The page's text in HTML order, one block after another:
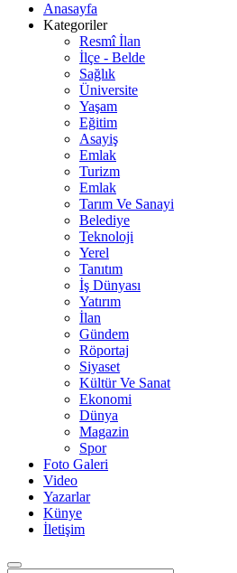
Anasayfa
Kategoriler
Resmî İlan
İlçe - Belde
Sağlık
Üniversite
Yaşam
Eğitim
Asayiş
Emlak
Turizm
Emlak
Tarım Ve Sanayi
Belediye
Teknoloji
Yerel
Tanıtım
İş Dünyası
Yatırım
İlan
Gündem
Röportaj
Siyaset
Kültür Ve Sanat
Ekonomi
Dünya
Magazin
Spor
Foto Galeri
Video
Yazarlar
Künye
İletişim